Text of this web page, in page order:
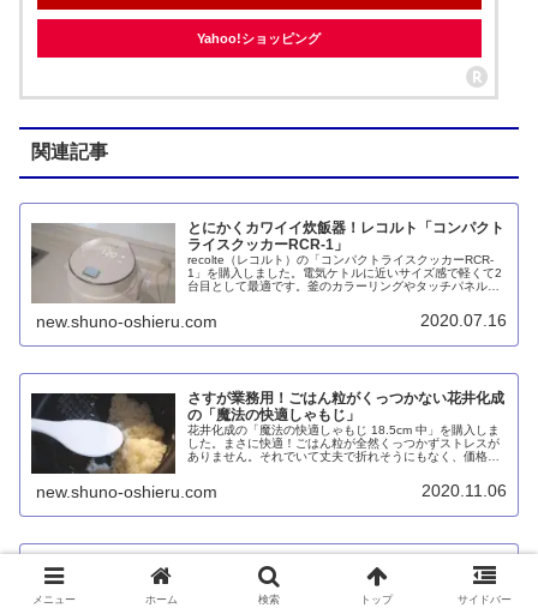
Yahoo!ショッピング
関連記事
とにかくカワイイ炊飯器！レコルト「コンパクト
ライスクッカーRCR-1」
recolte（レコルト）の「コンパクトライスクッカーRCR-
1」を購入しました。電気ケトルに近いサイズ感で軽くて2
台目として最適です。釜のカラーリングやタッチパネルの
new.shuno-oshieru.com 2020.07.16
さすが業務用！ごはん粒がくっつかない花井化成
の「魔法の快適しゃもじ」
花井化成の「魔法の快適しゃもじ 18.5cm 中」を購入しま
した。まさに快適！ごはん粒が全然くっつかずストレスが
ありません。それでいて丈夫で折れそうにもなく、価格も
new.shuno-oshieru.com 2020.11.06
オーブン不要で簡単調理！Toffy「電子レンジ用
グリルディッシュ」
Toffy（トフィー）の「電子レンジ用グリルディッシュ K-
メニュー ホーム 検索 トップ サイドバー